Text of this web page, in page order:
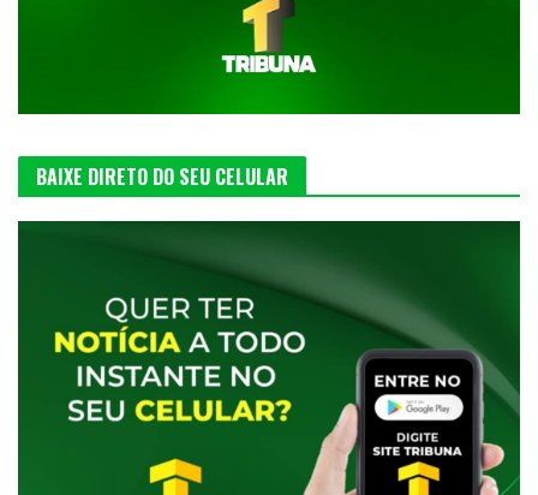
BAIXE DIRETO DO SEU CELULAR